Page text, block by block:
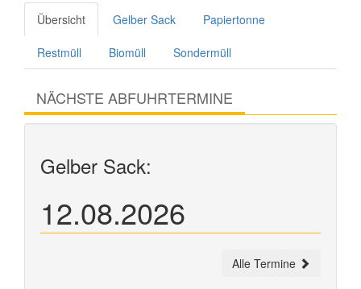
Übersicht Gelber Sack Papiertonne
Restmüll Biomüll Sondermüll
NÄCHSTE ABFUHRTERMINE
Gelber Sack:
12.08.2026
Alle Termine